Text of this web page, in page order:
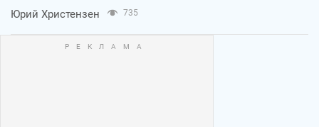
Юрий Христензен 735